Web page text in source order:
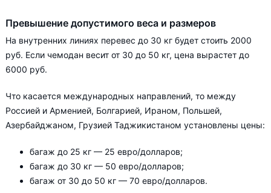
Превышение допустимого веса и размеров
На внутренних линиях перевес до 30 кг будет стоить 2000
руб. Если чемодан весит от 30 до 50 кг, цена вырастет до
6000 руб.
Что касается международных направлений, то между
Россией и Арменией, Болгарией, Ираном, Польшей,
Азербайджаном, Грузией Таджикистаном установлены цены:
багаж до 25 кг — 25 евро/долларов;
багаж до 30 кг — 50 евро/долларов;
багаж от 30 до 50 кг — 70 евро/долларов.